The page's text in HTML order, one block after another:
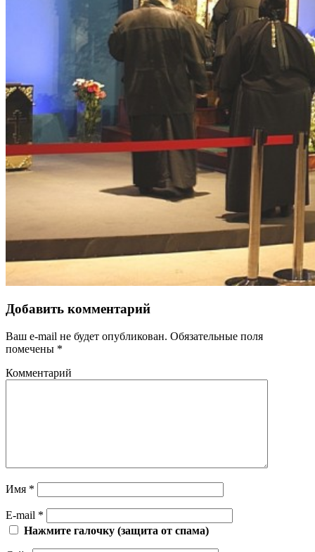
Добавить комментарий
Ваш e-mail не будет опубликован. Обязательные поля
помечены *
Комментарий
Имя *
E-mail *
Нажмите галочку (защита от спама)